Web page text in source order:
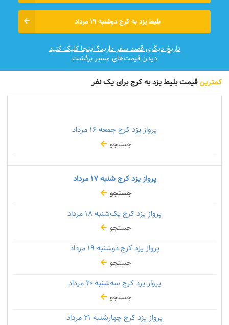
بلیط یزد به کرج دوشنبه ۱۹ مرداد
تاریخ دیگری قصد سفر دارید؟ اینجا کلیک کنید
دیدن قیمت‌های مسیر برگشت
کمترینقیمت بلیط یزد به کرج برای یک نفر
پرواز یزد کرج جمعه
جستجو
پرواز یزد کرج شنبه۱۷ مرداد
جستجو
پرواز یزد کرج یک‌شنبه
جستجو
پرواز یزد کرج دوشنبه
جستجو
پرواز یزد کرج سه‌شنبه۲۰ مرداد
جستجو
پرواز یزد کرج چهارشنبه